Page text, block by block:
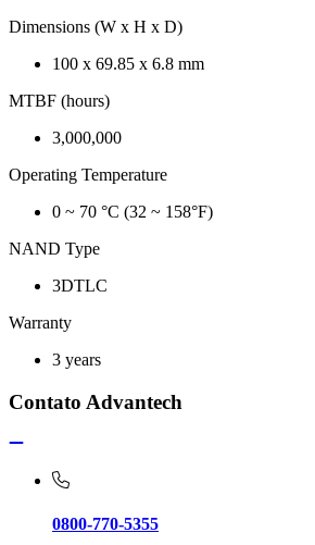
Dimensions (W x H x D)
100 x 69.85 x 6.8 mm
MTBF (hours)
3,000,000
Operating Temperature
0 ~ 70 °C (32 ~ 158°F)
NAND Type
3DTLC
Warranty
3 years
Contato Advantech
0800-770-5355